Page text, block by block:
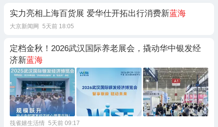
实力亮相上海百货展 爱华仕开拓出行消费新蓝海
大京新闻网 5天前 18:05
定档金秋！2026武汉国际养老展会，撬动华中银发经
济新蓝海
筏雀嬉生活情 5天前 09:17